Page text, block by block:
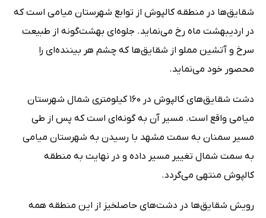
شقایق‌ها در منطقه کالپوش از توابع شهرستان میامی است که
در اردیبهشت ماه رخ می‌نماید. جلوه‌ای بهشت‌گونه از طبیعت
سرخ و آتشین مملو از شقایق‌ها که چشم هر بیننده‌ای را
محصور خود می‌نماید.
دشت شقایق‌های کالپوش در 160 کیلومتری شمال شهرستان
میامی واقع است. مسیر آن به گونه‌ای است که پس از طی
مسیر سمنان به سمت مشهد با رسیدن به شهرستان میامی
به سمت شمال تغییر مسیر داده و در نهایت به منطقه
کالپوش منتهی می‌گردد.
رویش شقایق‌ها در دشت‌های حاصلخیز از این منطقه همه